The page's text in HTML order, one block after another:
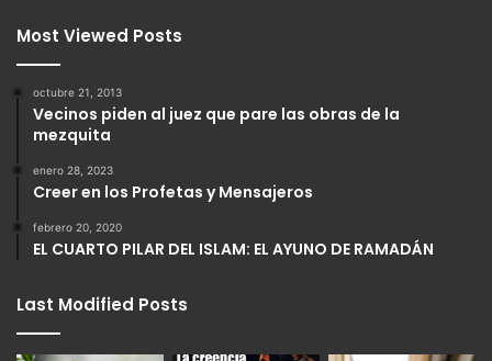
Most Viewed Posts
octubre 21, 2013
Vecinos piden al juez que pare las obras de la
mezquita
enero 28, 2023
Creer en los Profetas y Mensajeros
febrero 20, 2020
EL CUARTO PILAR DEL ISLAM: EL AYUNO DE RAMADÁN
Last Modified Posts